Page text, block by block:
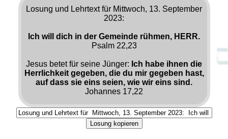
Losung und Lehrtext für Mittwoch, 13. September
2023:
Ich will dich in der Gemeinde rühmen, HERR.
Psalm 22,23
Jesus betet für seine Jünger: Ich habe ihnen die
Herrlichkeit gegeben, die du mir gegeben hast,
auf dass sie eins seien, wie wir eins sind.
Johannes 17,22
Losung kopieren